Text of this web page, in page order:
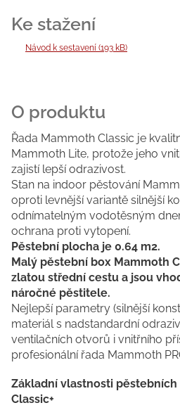
Návod k sestavení (193 kB)
Řada Mammoth Classic je
Mammoth Lite, protože jeho
zajistí lepší odrazivost.
Stan na indoor pěstování
oproti levnější variantě silnější
odnímatelným vodotěsným
ochrana proti vytopení.
Pěstební plocha je 0.64 m2.
Malý pěstební box Mammoth
zlatou střední cestu a jsou
náročné pěstitele.
Nejlepší parametry (silnější
materiál s nadstandardní
ventilačních otvorů i vnitřního
profesionální řada Mammoth
Základní vlastnosti
Classic+